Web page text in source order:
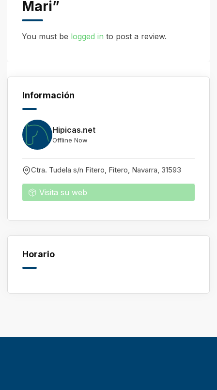
Mari”
You must be logged in to post a review.
Información
Hipicas.net
Offline Now
Ctra. Tudela s/n Fitero, Fitero, Navarra, 31593
Visita su web
Horario